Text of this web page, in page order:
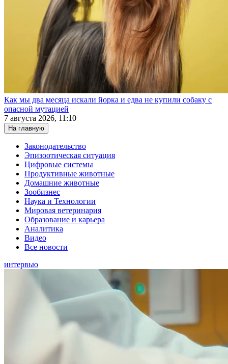
Как мы два месяца искали йорка и едва не купили собаку с
опасной мутацией
7 августа 2026, 11:10
На главную
Законодательство
Эпизоотическая ситуация
Цифровые системы
Продуктивные животные
Домашние животные
Зообизнес
Наука и Технологии
Мировая ветеринария
Образование и карьера
Аналитика
Видео
Все новости
интервью